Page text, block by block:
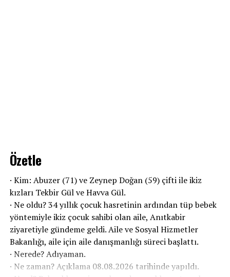
Özetle
· Kim: Abuzer (71) ve Zeynep Doğan (59) çifti ile ikiz
kızları Tekbir Gül ve Havva Gül.
· Ne oldu? 34 yıllık çocuk hasretinin ardından tüp bebek
yöntemiyle ikiz çocuk sahibi olan aile, Anıtkabir
ziyaretiyle gündeme geldi. Aile ve Sosyal Hizmetler
Bakanlığı, aile için aile danışmanlığı süreci başlattı.
· Nerede? Adıyaman.
· Ne zaman? Açıklama 08.08.2026 tarihinde yapıldı.